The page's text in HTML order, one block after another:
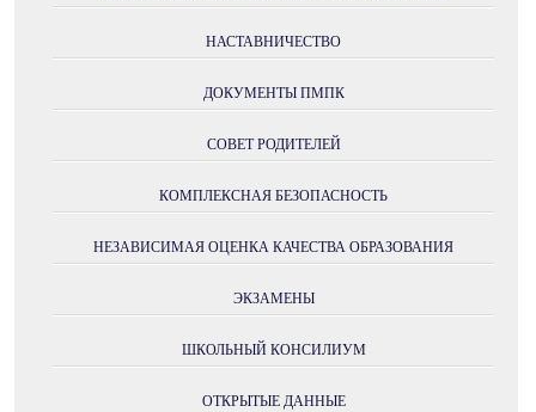
НАСТАВНИЧЕСТВО
ДОКУМЕНТЫ ПМПК
СОВЕТ РОДИТЕЛЕЙ
КОМПЛЕКСНАЯ БЕЗОПАСНОСТЬ
НЕЗАВИСИМАЯ ОЦЕНКА КАЧЕСТВА ОБРАЗОВАНИЯ
ЭКЗАМЕНЫ
ШКОЛЬНЫЙ КОНСИЛИУМ
ОТКРЫТЫЕ ДАННЫЕ